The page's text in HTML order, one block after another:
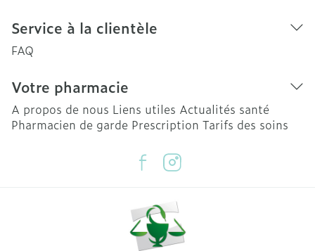
Service à la clientèle
FAQ
Votre pharmacie
A propos de nous Liens utiles Actualités santé
Pharmacien de garde Prescription Tarifs des soins